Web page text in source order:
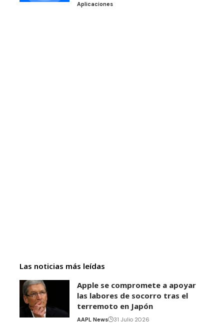
Aplicaciones
Las noticias más leídas
Apple se compromete a apoyar
las labores de socorro tras el
terremoto en Japón
AAPL News 31 Julio 2026